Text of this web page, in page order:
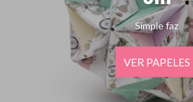
Simple faz
VER PAPELES